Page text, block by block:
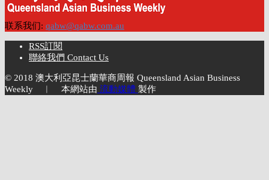
联系我们: qabw@qabw.com.au
RSS訂閱
聯絡我們 Contact Us
© 2018 澳大利亞昆士蘭華商周報 Queensland Asian Business
Weekly ︱ 本網站由 流動媒體 製作